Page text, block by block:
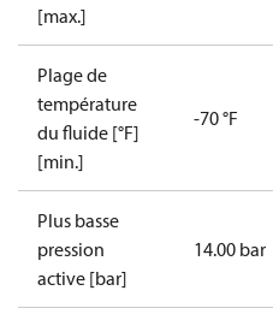
[max.]
Plage de
température
du fluide [°F]
[min.]
-70 °F
Plus basse
pression
active [bar]
14.00 bar